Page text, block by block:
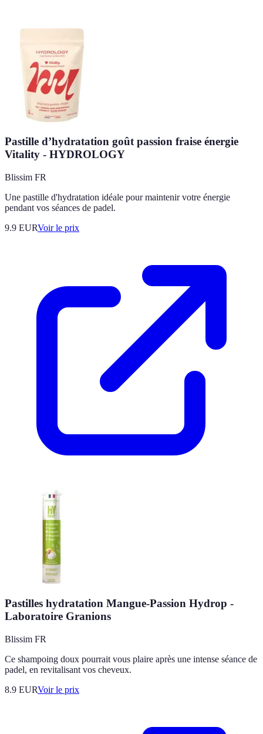
Pastille d’hydratation goût passion fraise énergie
Vitality - HYDROLOGY
Blissim FR
Une pastille d'hydratation idéale pour maintenir votre énergie
pendant vos séances de padel.
9.9 EURVoir le prix
Pastilles hydratation Mangue-Passion Hydrop -
Laboratoire Granions
Blissim FR
Ce shampoing doux pourrait vous plaire après une intense séance de
padel, en revitalisant vos cheveux.
8.9 EURVoir le prix